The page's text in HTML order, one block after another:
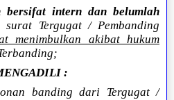
bersifat intern dan belumlah
surat Tergugat / Pembanding
menimbulkan akibat hukum
:
banding dari Tergugat /